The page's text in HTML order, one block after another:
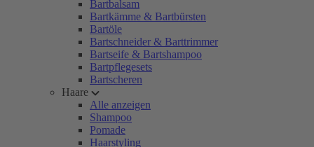
Bartbalsam
Bartkämme & Bartbürsten
Bartöle
Bartschneider & Barttrimmer
Bartseife & Bartshampoo
Bartpflegesets
Bartscheren
Haare
Alle anzeigen
Shampoo
Pomade
Haarstyling